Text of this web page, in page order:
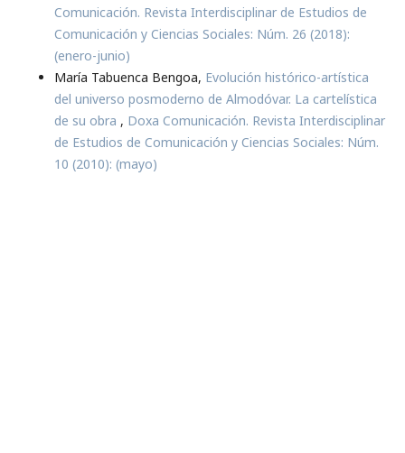
Comunicación. Revista Interdisciplinar de Estudios de
Comunicación y Ciencias Sociales: Núm. 26 (2018):
(enero-junio)
María Tabuenca Bengoa, Evolución histórico-artística
del universo posmoderno de Almodóvar. La cartelística
de su obra , Doxa Comunicación. Revista Interdisciplinar
de Estudios de Comunicación y Ciencias Sociales: Núm.
10 (2010): (mayo)